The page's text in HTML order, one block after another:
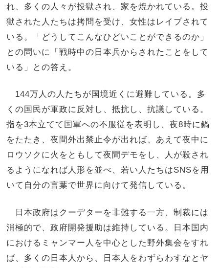
れ、多くの人々が投獄され、家を焼かれている。投
獄された人たちは拷問を受け、女性はレイプされて
いる。「どうしてこんなひどいことができるのか」
との問いに「戦時中の日本兵からされたことをして
いる」との答え。
144万人の人たちが国境近くに避難している。多
くの国民が軍政に反対し、抵抗し、抗議している。
指を3本立てて国軍への不服従を表明し、夜8時に鍋
をたたき、夜間外出禁止令が出れば、あえて夜中に
ロウソクに火をともして夜間デモをし、人が殺され
るようになれば人形を並べ、若い人たちはSNSを用
いて自分の言葉で世界に向けて発信している。
日本政府はクーデターを非難する一方、制裁には
消極的で、政府開発援助は維持している。日本国内
におけるミャンマー人を中心とした野外集会をすれ
ば、多くの日本人から、日本人をわずらわすなとヤ